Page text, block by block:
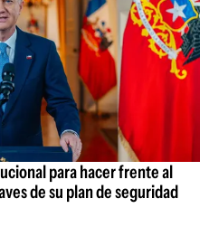
para hacer frente al
de su plan de seguridad